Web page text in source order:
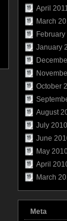
April
March
February
January
October
August
July 2010
June
May
April
March
Meta